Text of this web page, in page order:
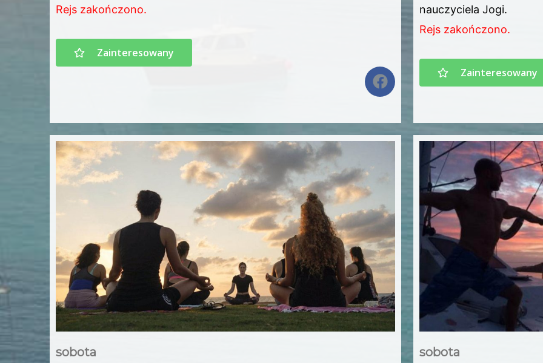
Rejs zakończono.
Zainteresowany
nauczyciela Jogi.
Rejs zakończono.
Zainteresowany
sobota sobota